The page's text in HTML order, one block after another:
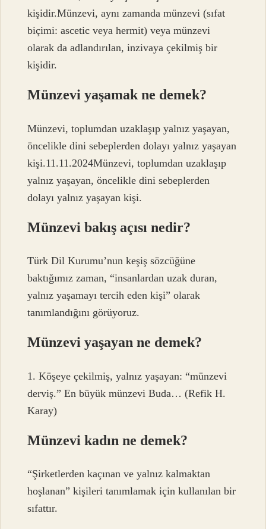
kişidir.Münzevi, aynı zamanda münzevi (sıfat
biçimi: ascetic veya hermit) veya münzevi
olarak da adlandırılan, inzivaya çekilmiş bir
kişidir.
Münzevi yaşamak ne demek?
Münzevi, toplumdan uzaklaşıp yalnız yaşayan,
öncelikle dini sebeplerden dolayı yalnız yaşayan
kişi.11.11.2024Münzevi, toplumdan uzaklaşıp
yalnız yaşayan, öncelikle dini sebeplerden
dolayı yalnız yaşayan kişi.
Münzevi bakış açısı nedir?
Türk Dil Kurumu’nun keşiş sözcüğüne
baktığımız zaman, “insanlardan uzak duran,
yalnız yaşamayı tercih eden kişi” olarak
tanımlandığını görüyoruz.
Münzevi yaşayan ne demek?
1. Köşeye çekilmiş, yalnız yaşayan: ​​“münzevi
derviş.” En büyük münzevi Buda… (Refik H.
Karay)
Münzevi kadın ne demek?
“Şirketlerden kaçınan ve yalnız kalmaktan
hoşlanan” kişileri tanımlamak için kullanılan bir
sıfattır.